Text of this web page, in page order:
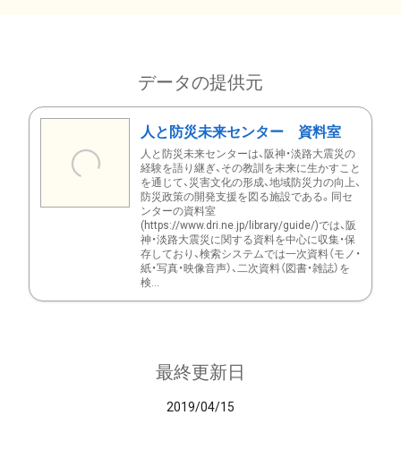
データの提供元
人と防災未来センター 資料室
人と防災未来センターは、阪神・淡路大震災の
経験を語り継ぎ、その教訓を未来に生かすこと
を通じて、災害文化の形成、地域防災力の向上、
防災政策の開発支援を図る施設である。同セ
ンターの資料室
(https://www.dri.ne.jp/library/guide/)では、阪
神・淡路大震災に関する資料を中心に収集・保
存しており、検索システムでは一次資料（モノ・
紙・写真・映像音声）、二次資料（図書・雑誌）を
検...
最終更新日
2019/04/15